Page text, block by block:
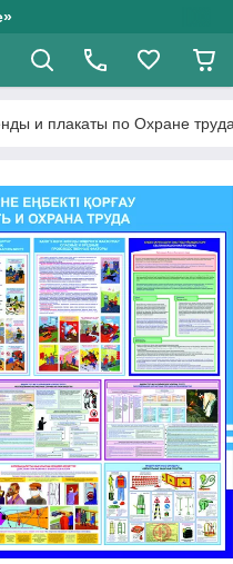
и плакаты по Охране